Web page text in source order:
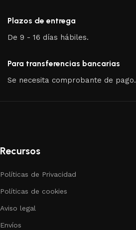
Plazos de entrega
De 9 - 16 días hábiles.
Para transferencias bancarias
Se necesita comprobante de pago.
Recursos
Políticas de Privacidad
Políticas de cookies
Aviso legal
Envíos